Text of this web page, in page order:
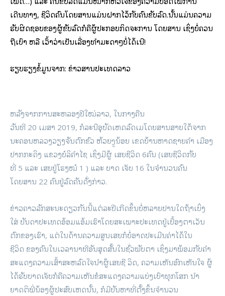
ເດີນທາງ, ຊີວິດຄົນໂດຍສານແມ່ນຝາກໄວ້ກັບຄົນຂັບລົດ.ນັ້ນແມ່ນຄວາມ
ຮັບຜິດຊອບຂອງຜູ້ຂັບລົດກໍຄືຜູ້ປະກອບກິດຈະການ ໂດຍສານ ເຊິ່ງບໍ່ຄວນ
ຖືເບົາ ຫລື ເວົ້າວ່າເປັນເລື່ອງທໍາມະດາໆບໍ່ໄດ້ເນີ!
ຮຽບຮຽງຂໍ້ມູນຈາກ: ຂ່າວສານປະເທດລາວ
ຫລັງຈາກການສະຫລອງປີໃໝ່ລາວ, ໃນກາງຄືນ
ວັນທີ 20 ເມສາ 2019, ກໍລະນີອຸບັດເຫດລົດເມໂດຍສານສາຍໃຕ້ຈາກ
ນະຄອນຫລວງວຽງຈັນຕົກຂົວ ຫ້ວຍງູນ້ອຍ ເຂດບ້ານຫາດຊາຍຄໍາ ເມືອງ
ປາກກະດິງ ແຂວງບໍລິຄໍາໄຊ ເຊິ່ງມີຜູ້ ເສຍຊີວິດ 6ຄົນ (ເສຍຊີວິດກັບ
ທີ່ 5 ແລະ ເສຍຢູ່ໂຮງໝໍ 1 ) ແລະ ບາດ ເຈັບ 16 ໃນຈໍານວນຄົນ
ໂດຍສານ 22 ຄົນຢູ່ລົດຄັນດັ່ງກ່າວ.
ຂ່າວຄາວລັກສະນະດຽວກັນນີ້ແຕ່ລະປີເກີດຂຶ້ນບໍ່ຫລາຍປານໃດຖ້າເບິ່ງ
ໃສ່ ບັນດາປະເທດອ້ອມແອ້ມເຮົາໂດຍສະເພາະປະເທດຢູ່ເບື້ອງຕາເວັນ
ຕົກຂອງເຮົາ, ແຕ່ໃນດ້ານຄວາມສູນເສຍກໍບໍ່ອາດປະເມີນຄ່າໄດ້ໃນ
ຊີວິດ ຂອງຄົນໃນເວລານາທີອັນສຸດສັ້ນໃນຊົ່ວພັບຕາ ເຊິ່ງມາພ້ອມກັບຄໍາ
ສະແດງຄວາມເສົ້າສະຫລົດໃຈນໍາຜູ້ເສຍຊີ ວິດ, ຄວາມເຫັນອົກເຫັນໃຈ ຜູ້
ໄດ້ຮັບບາດເຈັບກໍຄືຄວາມເຫັນຂໍສະແດງຄວາມແບ່ງເບົາທຸກໂສກ ນໍາ
ຍາດຕິພີ່ນ້ອງຜູ້ປະສົບເຫດນັ້ນ, ກໍມີບັນຫາທີ່ຕັ້ງຂຶ້ນຈໍານວນ